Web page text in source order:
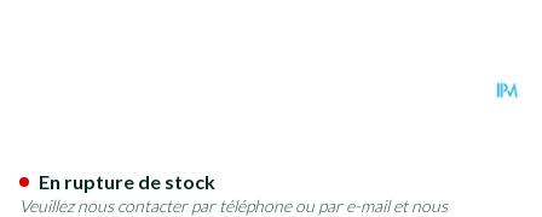
En rupture de stock
Veuillez nous contacter par téléphone ou par e-mail et nous